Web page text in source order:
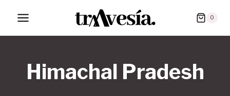
contenido
0
Himachal Pradesh